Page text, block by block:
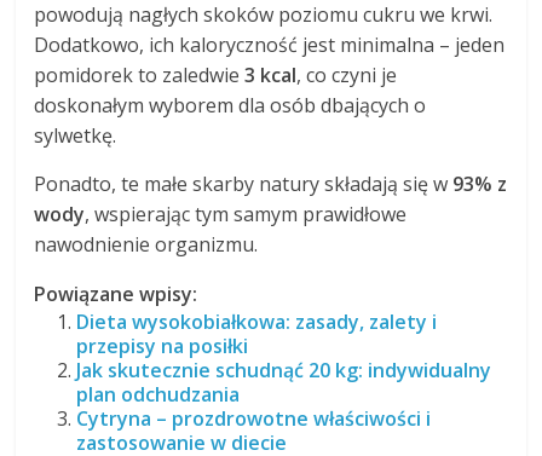
powodują nagłych skoków poziomu cukru we krwi.
Dodatkowo, ich kaloryczność jest minimalna – jeden
pomidorek to zaledwie3 kcal, co czyni je
doskonałym wyborem dla osób dbających o
sylwetkę.
Ponadto, te małe skarby natury składają się w 93% z
wody, wspierając tym samym prawidłowe
nawodnienie organizmu.
Powiązane wpisy:
Dieta wysokobiałkowa: zasady, zalety i
przepisy na posiłki
Jak skutecznie schudnąć 20 kg: indywidualny
plan odchudzania
Cytryna – prozdrowotne właściwości i
zastosowanie w diecie